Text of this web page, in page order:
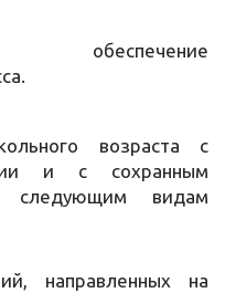
обеспечение
возраста с
и с сохранным
следующим видам
направленных на